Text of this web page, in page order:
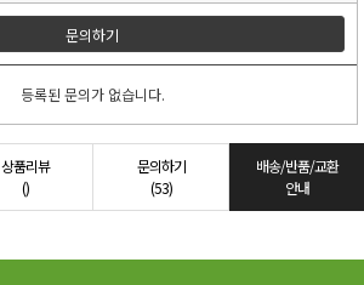
문의하기
등록된 문의가 없습니다.
상품리뷰
()
문의하기
(53)
배송/반품/교환
안내